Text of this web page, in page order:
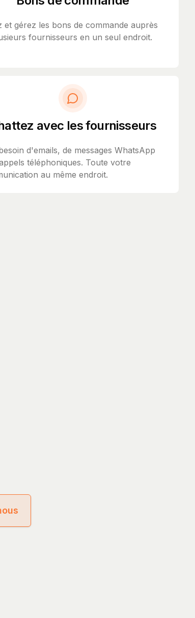
et gérez les bons de commande auprès
fournisseurs en un seul endroit.
avec les fournisseurs
d'emails, de messages WhatsApp
téléphoniques. Toute votre
au même endroit.